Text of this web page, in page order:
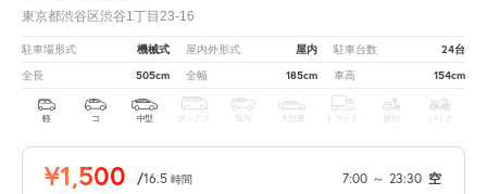
東京都渋谷区渋谷1丁目23-16
駐車場形式 機械式 屋内外形式 屋内 駐車台数 24台
全長 505cm 全幅 185cm 車高 154cm
軽 コ 中型 ボックス SUV 大型車 トラック 原付 バイク
¥1,500 /16.5 時間 7:00 ～ 23:30 空